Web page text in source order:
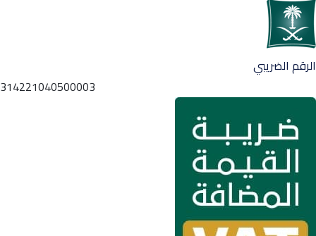
الرقم الضريبي
314221040500003